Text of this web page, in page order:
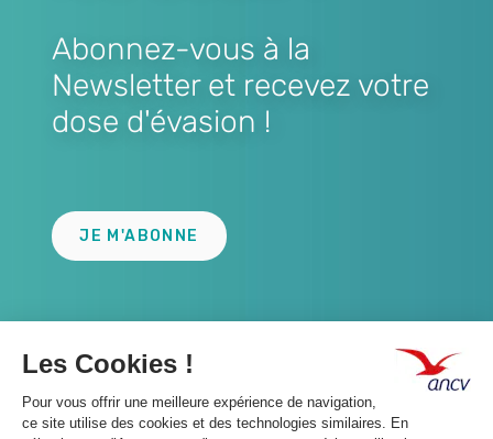
Abonnez-vous à la
Newsletter et recevez votre
dose d'évasion !
JE M'ABONNE